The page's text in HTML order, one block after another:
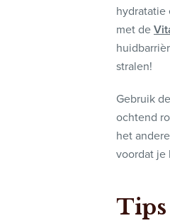
hydratatie
met de
stralen!
Gebruik
ochtend
het
voordat je
Tips